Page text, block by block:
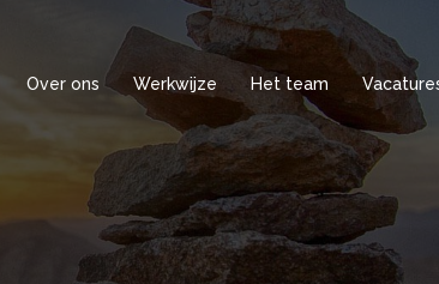
Over ons Werkwijze Het team